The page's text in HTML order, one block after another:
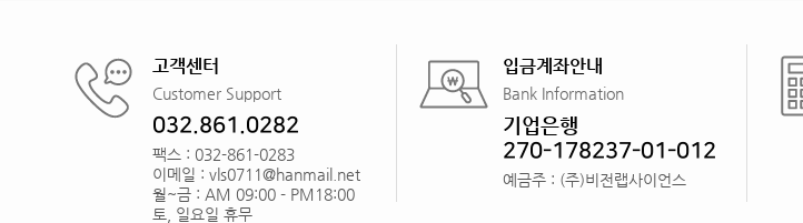
고객센터
Customer Support
032.861.0282
팩스 : 032-861-0283
이메일 : vls0711@hanmail.net
월~금 : AM 09:00 - PM18:00
토, 일요일 휴무
입금계좌안내
Bank Information
기업은행
270-178237-01-012
예금주 : (주)비전랩사이언스